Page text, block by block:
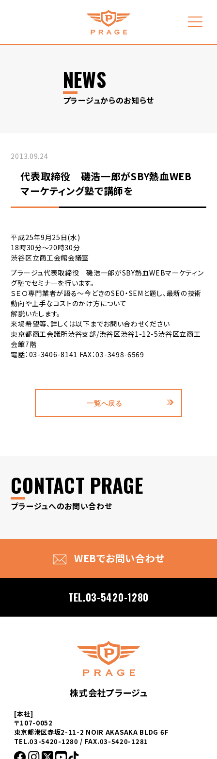
NEWS
プラージュからのお知らせ
2013.09.24
代表取締役 磯浩一郎がSBY熱血WEB
マーケティング塾で講師を
平成25年9月25日(水)
18時30分～20時30分
渋谷区立商工会館会議室
プラージュ代表取締役 磯浩一郎がSBY熱血WEBマーケティン
グ塾でセミナーを行います。
ＳＥＯ専門業者が語る～今どきのSEO・SEMと題し、最新の技術
動向や上手なコストのかけ方について
解説いたします。
来場希望等、詳しくは以下までお問い合わせください
東京都商工会議所渋谷支部/渋谷区渋谷1-12-5渋谷区立商工
会館7階
電話：03-3406-8141 FAX：03-3498-6569
一覧へ戻る
CONTACT PRAGE
プラージュへのお問い合わせ
WEBでお問い合わせ
TEL.03-5420-1280
株式会社プラージュ
[本社]
〒107-0052
東京都港区赤坂2-11-2 NOIR AKASAKA BLDG 6F
TEL.03-5420-1280 / FAX.03-5420-1281